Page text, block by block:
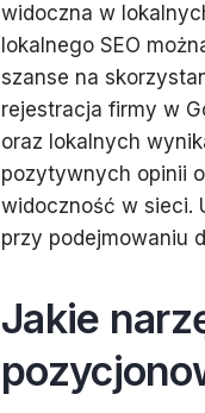
widoczna w
lokalnego SEO
szanse na
rejestracja firmy w
oraz lokalnych
pozytywnych opinii
widoczność w sieci.
przy podejmowaniu
Jakie